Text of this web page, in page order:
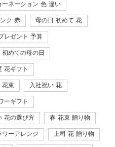
ーネーション 色 違い
ク 赤 母の日 初めて 花
レゼント 予算
初めての母の日
花ギフト
花束 入社祝い 花
ーギフト
花の選び方 春 花束 贈り物
ワーアレンジ 上司 花 贈り物